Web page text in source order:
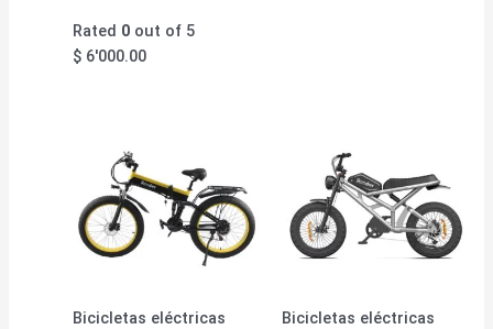
Rated 0 out of 5
$ 6'000.00
Bicicletas eléctricas Bicicletas eléctricas